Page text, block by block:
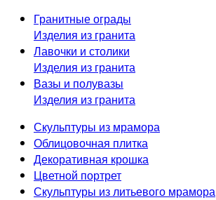
Гранитные ограды
Изделия из гранита
Лавочки и столики
Изделия из гранита
Вазы и полувазы
Изделия из гранита
Скульптуры из мрамора
Облицовочная плитка
Декоративная крошка
Цветной портрет
Скульптуры из литьевого мрамора